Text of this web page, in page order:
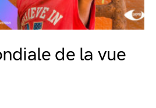
de la vue